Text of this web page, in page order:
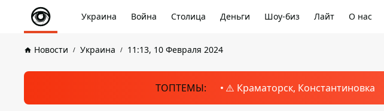
Украина Война Столица Деньги Шоу-биз Лайт О нас
Новости Украина 11:13, 10 Февраля 2024
ТОПТЕМЫ: ⚠️ Краматорск, Константиновка